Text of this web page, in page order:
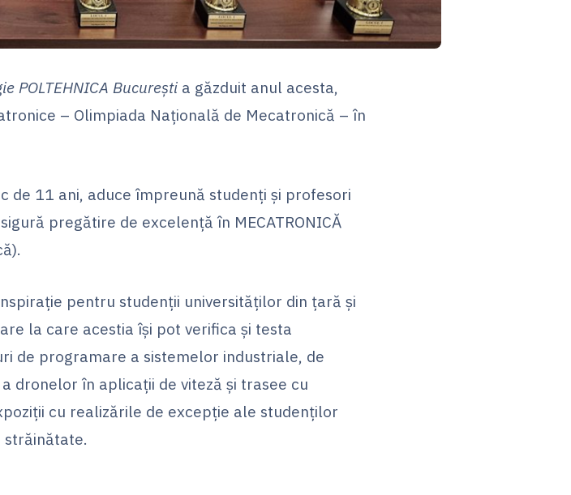
POLTEHNICA București a găzduit anul acesta,
– Olimpiada Națională de Mecatronică – în
de 11 ani, aduce împreună studenți și profesori
pregătire de excelență în MECATRONICĂ
pentru studenții universităților din țară și
la care acestia își pot verifica și testa
de programare a sistemelor industriale, de
dronelor în aplicații de viteză și trasee cu
cu realizările de excepție ale studenților
străinătate.